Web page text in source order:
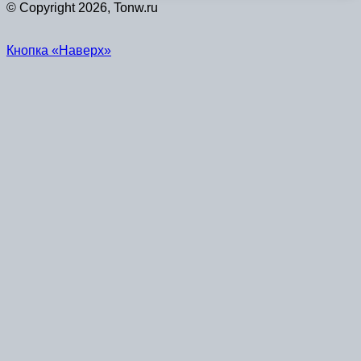
© Copyright 2026, Tonw.ru
Кнопка «Наверх»